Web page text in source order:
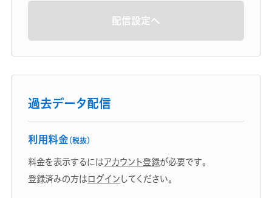
配信設定へ
過去データ配信
利用料金 （税抜）
料金を表示するにはアカウント登録が必要です。
登録済みの方はログインしてください。